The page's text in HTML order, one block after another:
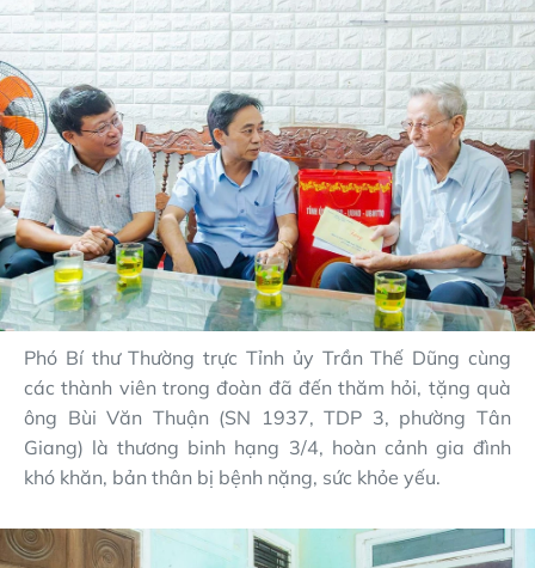
Phó Bí thư Thường trực Tỉnh ủy Trần Thế Dũng cùng
các thành viên trong đoàn đã đến thăm hỏi, tặng quà
ông Bùi Văn Thuận (SN 1937, TDP 3, phường Tân
Giang) là thương binh hạng 3/4, hoàn cảnh gia đình
khó khăn, bản thân bị bệnh nặng, sức khỏe yếu.